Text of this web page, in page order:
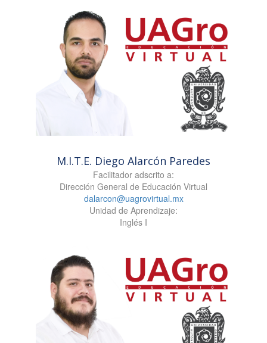
M.I.T.E. Diego Alarcón Paredes
Facilitador adscrito a:
Dirección General de Educación Virtual
dalarcon@uagrovirtual.mx
Unidad de Aprendizaje:
Inglés I